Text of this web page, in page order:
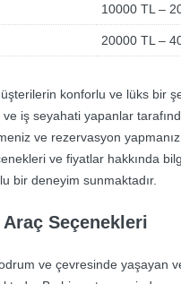
10000 TL –
20000 TL –
konforlu ve lüks bir
iş seyahati yapanlar
ve rezervasyon
ve fiyatlar hakkında
bir deneyim sunmaktadır.
Seçenekleri
ve çevresinde yaşayan